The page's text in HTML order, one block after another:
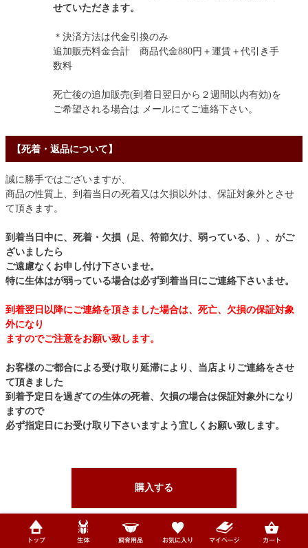
せていただきます。
＊決済方法は代金引換のみ
追加販売料金合計 商品代金880円＋運賃＋代引き手
数料
死亡後の追加販売(到着日翌日から２週間以内有効)を
ご希望される場合は メールにてご連絡下さい。
【死着・返品について】
誠に勝手ではございますが、
商品の性質上、到着当日の死着又は欠損以外は、保証対象外とさせ
て頂きます。
到着当日中に、死着・欠損（足、符節欠け、弱っている、）、がご
ざいましたら
ご遠慮なくお申し付け下さいませ。
特に生体はが弱っている場合は必ず到着当日にご連絡下さいませ。
到着翌日以降にご連絡を頂きました場合は、死亡、欠損の保証対象
外になり
ますのでご注意をお願い致します。
お客様のご都合による受け取り延滞により、当店よりご連絡をさせ
て頂きました
到着予定日を過ぎての生体の死着、欠損の場合は保証対象外になり
ますので
必ず指定日にお受け取り下さいますよう宜しくお願い致します。
購入する